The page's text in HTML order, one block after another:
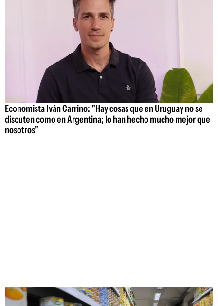
Economista Iván Carrino: "Hay cosas que en Uruguay no se
discuten como en Argentina; lo han hecho mucho mejor que
nosotros"